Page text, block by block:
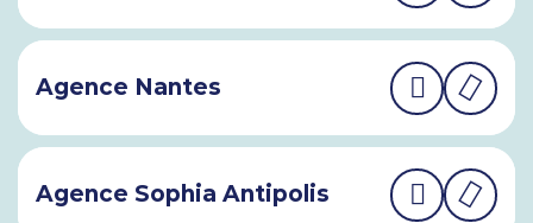
Agence Nantes
Agence Sophia Antipolis